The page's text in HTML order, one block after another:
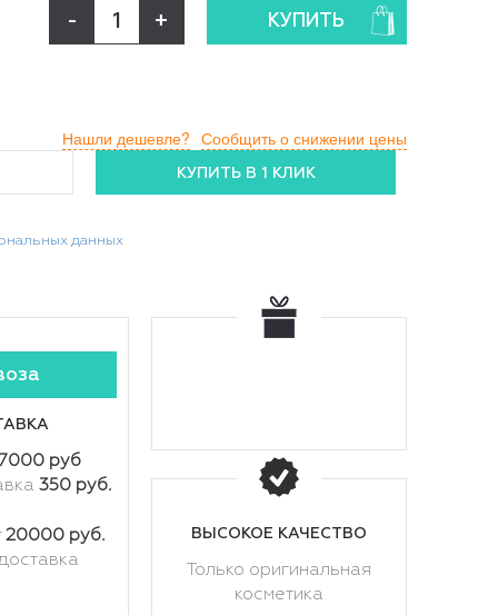
- + КУПИТЬ
Нашли дешевле? Сообщить о снижении цены
данных
руб
350 руб.
20000 руб.
ВЫСОКОЕ КАЧЕСТВО
Только оригинальная
косметика